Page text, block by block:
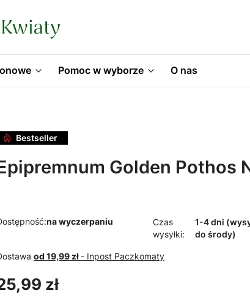
Pomoc w wyborze O nas
Bestseller
Golden Pothos
na wyczerpaniu
Czas
wysyłki:
1-4 dni
do środy)
od 19,99 zł - Inpost Paczkomaty
zł